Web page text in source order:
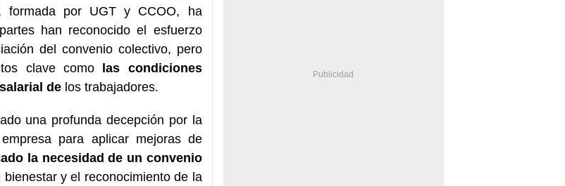
formada por UGT y CCOO, ha
han reconocido el esfuerzo
del convenio colectivo, pero
clave como las condiciones
de los trabajadores.
una profunda decepción por la
para aplicar mejoras de
la necesidad de un convenio
y el reconocimiento de la